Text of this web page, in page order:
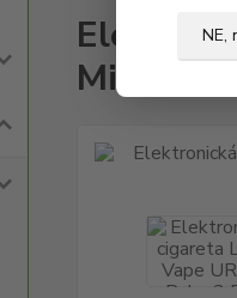
NE,
Midnight